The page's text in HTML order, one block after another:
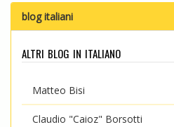
blog italiani
altri blog in italiano
Matteo Bisi
Claudio "Caioz" Borsotti